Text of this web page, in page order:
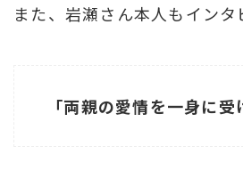
また、岩瀬さん本人もインタ
「両親の愛情を一身に受